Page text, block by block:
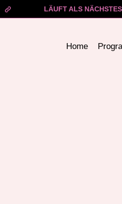
LÄUFT ALS NÄCHSTES
Home